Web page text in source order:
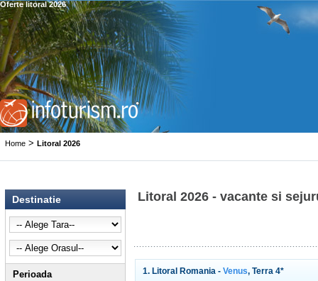
Oferte litoral 2026
Home > Litoral 2026
Destinatie
Perioada
Litoral 2026 - vacante si
1. Litoral Romania - Venus, Terra 4*